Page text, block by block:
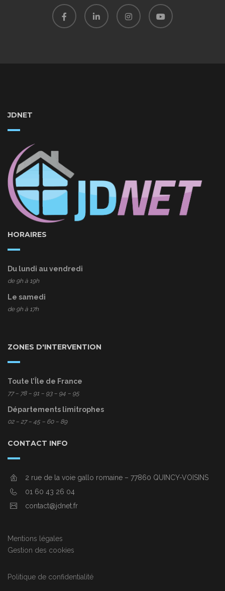
JDNET
HORAIRES
Du lundi au vendredi
de 9h à 19h
Le samedi
de 9h à 17h
ZONES D'INTERVENTION
Toute l’Île de France
77– 78 – 91 – 93 – 94 – 95
Départements limitrophes
02 – 27 – 45 – 60 – 89
CONTACT INFO
2 rue de la voie gallo romaine – 77860 QUINCY-VOISINS
01 60 43 26 04
contact@jdnet.fr
Mentions légales
Gestion des cookies
Politique de confidentialité